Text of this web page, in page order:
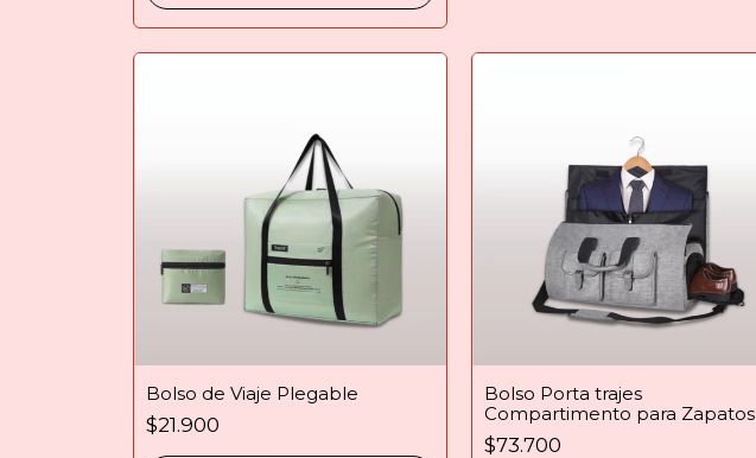
Bolso de Viaje Plegable
$21.900
Bolso Porta trajes
Compartimento para Zapatos
$73.700